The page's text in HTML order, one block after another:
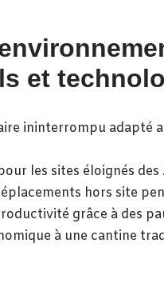
et
ininterrompu adapté
les sites éloignés
hors site
grâce à des
à une cantine